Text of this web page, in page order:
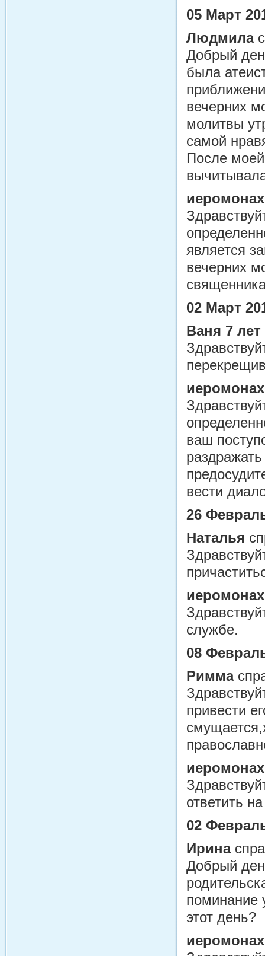
05 Март
Людмила
Добрый
была
вечерних
молитвы
самой
После
является
вечерних
02 Март
Ваня 7 лет
ваш
вести
26
Наталья
службе.
08
Римма
привести
ответить
02
Ирина
Добрый
поминание
этот день?